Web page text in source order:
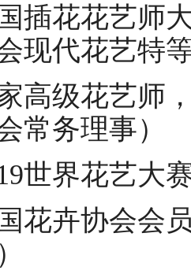
国插花花艺师
现代花艺特
家高级花艺师
常务理事）
世界花艺大
国花卉协会会